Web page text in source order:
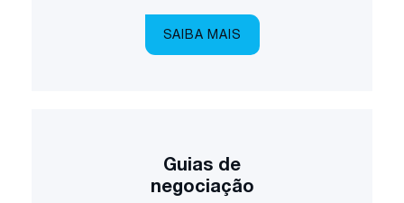
SAIBA MAIS
Guias de
negociação